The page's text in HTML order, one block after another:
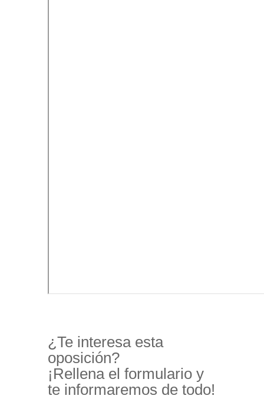
¿Te interesa esta
oposición?
¡Rellena el formulario y
te informaremos de todo!